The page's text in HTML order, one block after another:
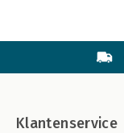
Klantenservice